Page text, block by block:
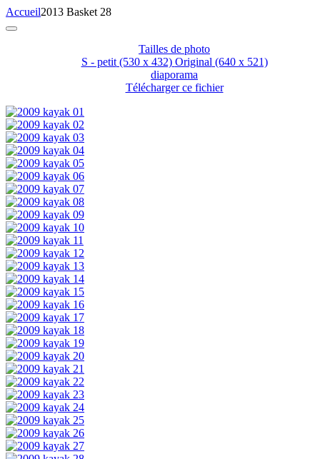
Accueil2013 Basket 28
Tailles de photo
S - petit(530 x 432) Original (640 x 521)
diaporama
Télécharger ce fichier